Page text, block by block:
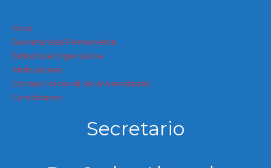
Inicio
Secretariado Permanente
Estructura Organizativa
Atribuciones
Consejo Nacional de Universidades
Contáctanos
Secretario